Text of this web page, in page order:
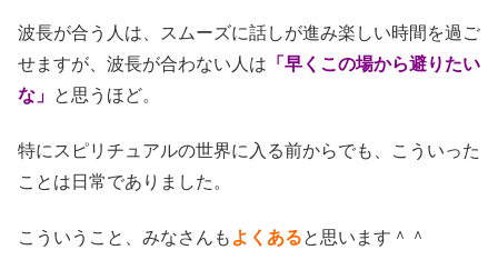
波長が合う人は、スムーズに話しが進み楽しい時間を過ご
せますが、波長が合わない人は 「早くこの場から避りたい
な」 と思うほど。
特にスピリチュアルの世界に入る前からでも、こういった
ことは日常でありました。
こういうこと、みなさんも よくあると思います＾＾